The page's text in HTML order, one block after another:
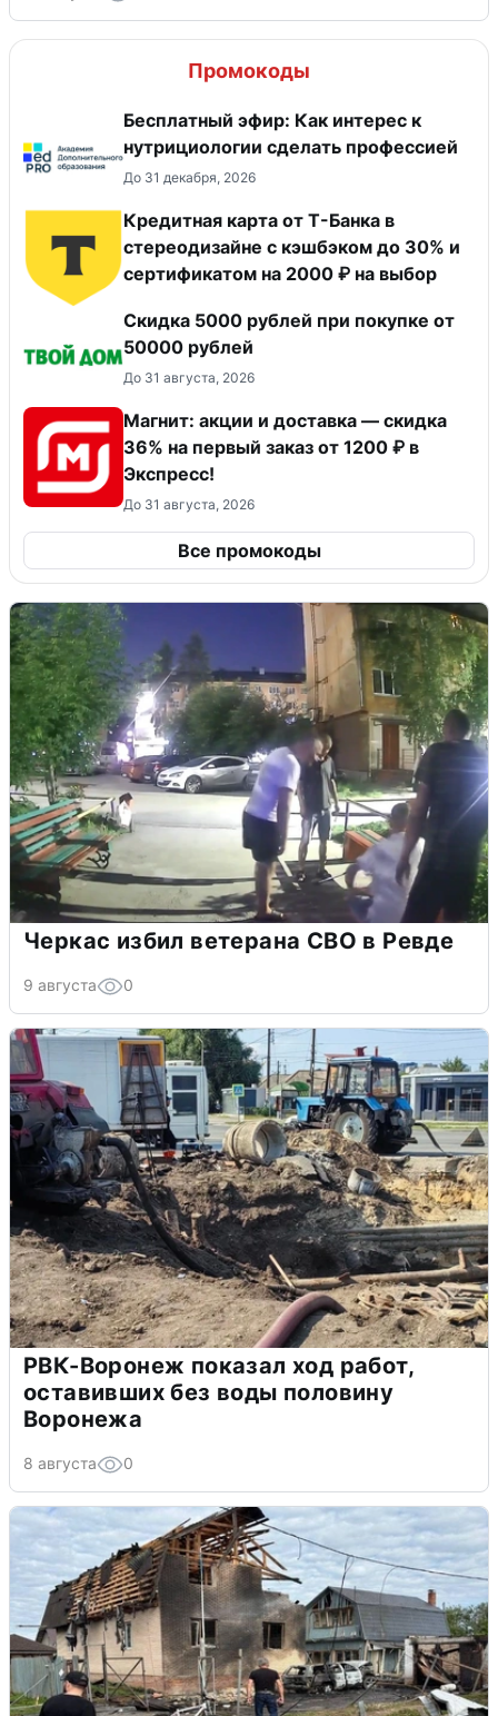
Промокоды
Бесплатный эфир: Как интерес к
нутрициологии сделать профессией
До 31 декабря, 2026
Кредитная карта от Т-Банка в
стереодизайне с кэшбэком до 30% и
сертификатом на 2000 ₽ на выбор
Скидка 5000 рублей при покупке от
50000 рублей
До 31 августа, 2026
Магнит: акции и доставка — скидка
36% на первый заказ от 1200 ₽ в
Экспресс!
До 31 августа, 2026
Все промокоды
Черкас избил ветерана СВО в Ревде
9 августа 0
РВК-Воронеж показал ход работ,
оставивших без воды половину
Воронежа
8 августа 0